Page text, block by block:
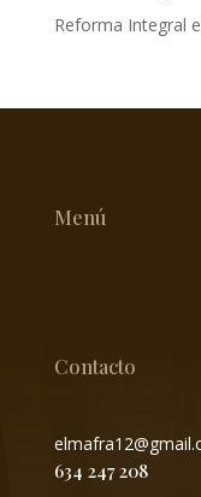
Reforma Integral
Menú
Contacto
634 247 208